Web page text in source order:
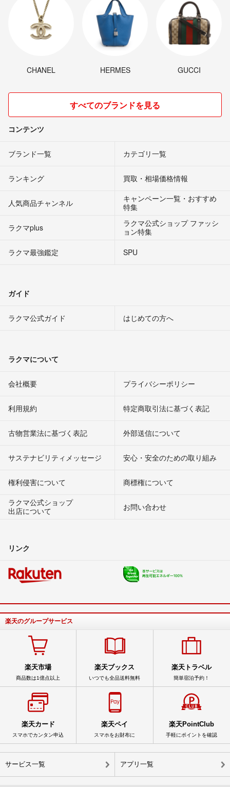
CHANEL HERMES GUCCI
すべてのブランドを見る
コンテンツ
ブランド一覧 カテゴリ一覧
ランキング 買取・相場価格情報
人気商品チャンネル
キャンペーン一覧・おすすめ
特集
ラクマplus
ラクマ公式ショップ ファッシ
ョン特集
ラクマ最強鑑定
SPU
ガイド
ラクマ公式ガイド はじめての方へ
ラクマについて
会社概要 プライバシーポリシー
利用規約 特定商取引法に基づく表記
古物営業法に基づく表記 外部送信について
サステナビリティメッセージ 安心・安全のための取り組み
権利侵害について
商標権について
ラクマ公式ショップ
出店について
お問い合わせ
リンク
楽天のグループサービス
楽天市場
商品数は1億点以上
楽天ブックス
いつでも全品送料無料
楽天トラベル
簡単宿泊予約！
楽天カード
スマホでカンタン申込
楽天ペイ
スマホをお財布に
楽天PointClub
手軽にポイントを確認
サービス一覧 アプリ一覧